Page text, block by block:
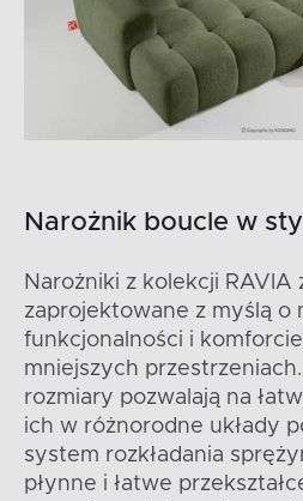
Narożnik boucle w
Narożniki z kolekcji RAVIA
zaprojektowane z myślą o
funkcjonalności i
mniejszych
rozmiary pozwalają na
ich w różnorodne układy
system rozkładania
płynne i łatwe